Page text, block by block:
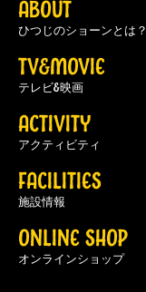
ABOUT
ひつじのショーンとは？
TV&MOVIE
テレビ&映画
ACTIVITY
アクティビティ
FACILITIES
施設情報
ONLINE SHOP
オンラインショップ